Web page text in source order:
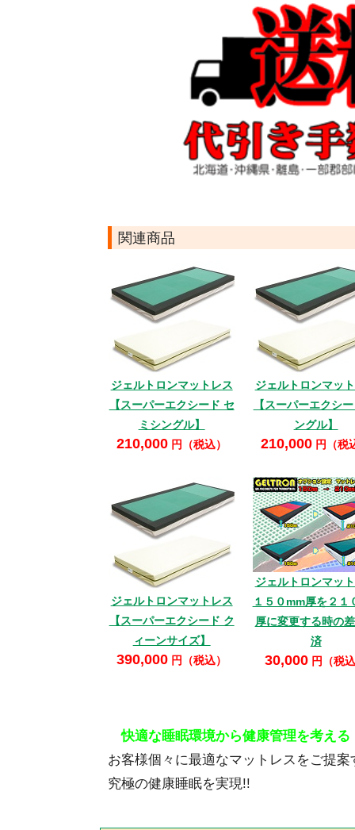
関連商品
ジェルトロンマットレス
【スーパーエクシード セ
ミシングル】
210,000 円（税込）
ジェルトロンマッ
【スーパーエクシ
ングル】
210,000 円（税
ジェルトロンマットレス
【スーパーエクシード ク
ィーンサイズ】
390,000 円（税込）
ジェルトロンマッ
１５０mm厚を２１
厚に変更する時の
済
30,000 円（税
快適な睡眠環境から健康管理を考える
お客様個々に最適なマットレスをご提
究極の健康睡眠を実現!!